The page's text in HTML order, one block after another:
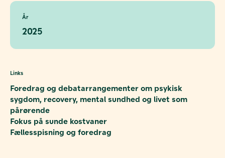
År
2025
Links
Foredrag og debatarrangementer om psykisk
sygdom, recovery, mental sundhed og livet som
pårørende
Fokus på sunde kostvaner
Fællesspisning og foredrag